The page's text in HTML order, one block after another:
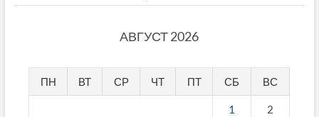
АВГУСТ 2026
ПН ВТ СР ЧТ ПТ СБ ВС
1 2